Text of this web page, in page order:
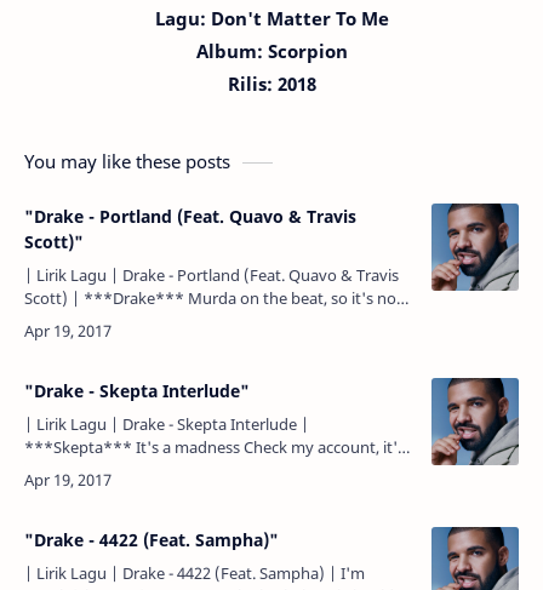
Lagu: Don't Matter To Me
Album: Scorpion
Rilis: 2018
You may like these posts
"Drake - Portland (Feat. Quavo & Travis
Scott)"
| Lirik Lagu | Drake - Portland (Feat. Quavo & Travis
Scott) | ***Drake*** Murda on the beat, so it's not
"Drake - Skepta Interlude"
| Lirik Lagu | Drake - Skepta Interlude |
***Skepta*** It's a madness Check my account, it's
a madness (Mmm) Block that account, it's a catfish
(Yeah) Block t…
"Drake - 4422 (Feat. Sampha)"
| Lirik Lagu | Drake - 4422 (Feat. Sampha) | I'm